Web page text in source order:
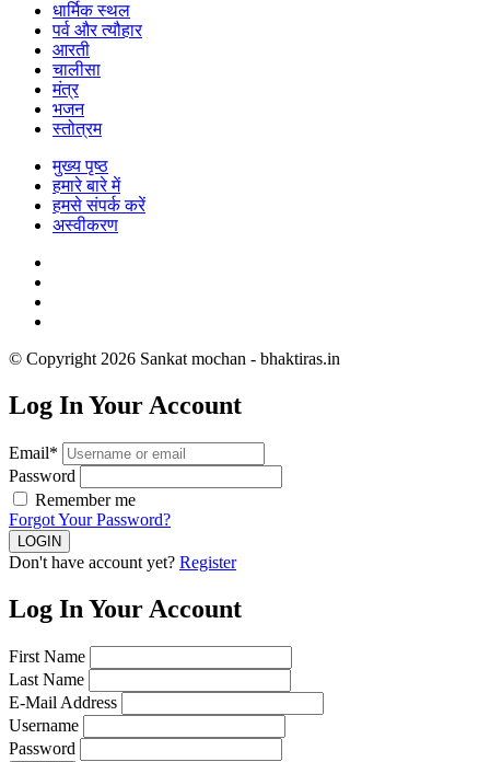
धार्मिक स्थल
पर्व और त्यौहार
आरती
चालीसा
मंत्र
भजन
स्तोत्रम
मुख्य पृष्ठ
हमारे बारे में
हमसे संपर्क करें
अस्वीकरण
© Copyright 2026 Sankat mochan - bhaktiras.in
Log In Your Account
Email*
Password
Remember me
Forgot Your Password?
Don't have account yet? Register
Log In Your Account
First Name
Last Name
E-Mail Address
Username
Password